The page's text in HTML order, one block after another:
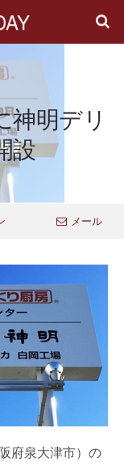
神明デリ
設
メール
府泉大津市）の